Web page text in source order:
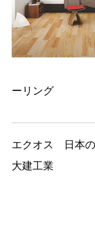
ーリング
エクオス 日本
大建工業